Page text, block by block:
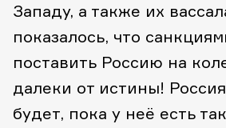
Западу, а также их
показалось, что
поставить Россию на
далеки от истины!
будет, пока у неё есть